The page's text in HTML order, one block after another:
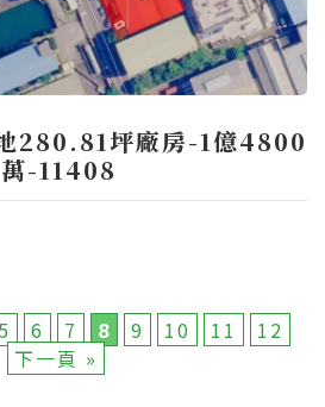
280.81坪廠房-1億4800
萬-11408
5 6 7 8 9 10 11
12
下一頁 »